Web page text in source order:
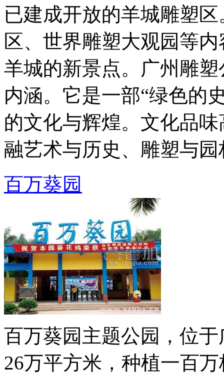
已建成开放的羊城雕塑
区、世界雕塑大观园等
羊城的新景点。广州雕
内涵。它是一部“绿色的
的文化与辉煌。文化品
融艺术与历史、雕塑与
百万葵园
百万葵园主题公园，位
26万平方米，种植一百